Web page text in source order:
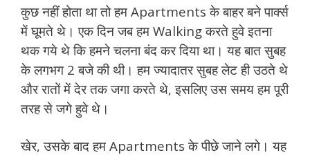
कुछ नहीं होता था तो हम Apartments के बाहर बने पार्क्स
में घूमते थे। एक दिन जब हम Walking करते हुवे इतना
थक गये थे कि हमने चलना बंद कर दिया था। यह बात सुबह
के लगभग 2 बजे की थी। हम ज्यादातर सुबह लेट ही उठते थे
और रातों में देर तक जगा करते थे, इसलिए उस समय हम पूरी
तरह से जगे हुवे थे।
खेर, उसके बाद हम Apartments के पीछे जाने लगे। यह